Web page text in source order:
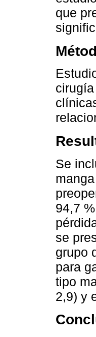
que
Se
94,7
se
grupo
para
tipo
2,9) y